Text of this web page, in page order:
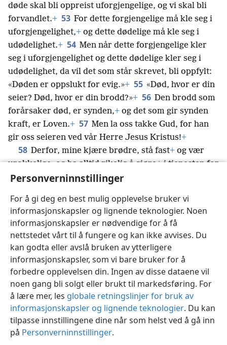
Personverninnstillinger
For å gi deg en best mulig opplevelse bruker vi
informasjonskapsler og lignende teknologier. Noen
informasjonskapsler er nødvendige for å få
nettstedet vårt til å fungere og kan ikke avvises. Du
kan godta eller avslå bruken av ytterligere
informasjonskapsler, som vi bare bruker for å
forbedre opplevelsen din. Ingen av disse dataene vil
noen gang bli solgt eller brukt til markedsføring. For
å lære mer, les globale retningslinjer for bruk av
informasjonskapsler og lignende teknologier. Du kan
tilpasse innstillingene dine når som helst ved å gå inn
på Personverninnstillinger.
døde skal bli oppreist uforgjengelige, og vi skal bli
forvandlet.+ 53 For dette forgjengelige må kle seg i
uforgjengelighet,+ og dette dødelige må kle seg i
udødelighet.+ 54 Men når dette forgjengelige kler
seg i uforgjengelighet og dette dødelige kler seg i
udødelighet, da vil det som står skrevet, bli oppfylt:
«Døden er oppslukt for evig.»+ 55 «Død, hvor er din
seier? Død, hvor er din brodd?»+ 56 Den brodd som
forårsaker død, er synden,+ og det som gir synden
kraft, er Loven.+ 57 Men la oss takke Gud, for han
gir oss seieren ved vår Herre Jesus Kristus!+
58 Derfor, mine kjære brødre, stå fast+ og vær
urokkelige, og ha alltid rikelig å gjøre+i tjenesten for
Herren. For dere vet at deres arbeid i forbindelse
Norsk Del Innstillinger
Copyright© 2026 Watch Tower Bible and Tract Society of Pennsylvania
Vilkår for bruk Personvern Personverninnstillinger
JW.ORG
Logg inn